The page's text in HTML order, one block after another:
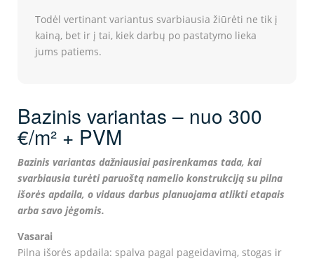
Todėl vertinant variantus svarbiausia žiūrėti ne tik į
kainą, bet ir į tai, kiek darbų po pastatymo lieka
jums patiems.
Bazinis variantas – nuo 300
€/m² + PVM
Bazinis variantas dažniausiai pasirenkamas tada, kai
svarbiausia turėti paruoštą namelio konstrukciją su pilna
išorės apdaila, o vidaus darbus planuojama atlikti etapais
arba savo jėgomis.
Vasarai
Pilna išorės apdaila: spalva pagal pageidavimą, stogas ir